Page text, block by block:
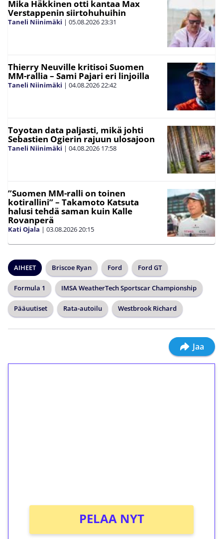
Mika Häkkinen otti kantaa Max
Verstappenin siirtohuhuihin
Taneli Niinimäki | 05.08.202623:31
Thierry Neuville kritisoi Suomen
MM-rallia – Sami Pajari eri linjoilla
Taneli Niinimäki | 04.08.202622:42
Toyotan data paljasti, mikä johti
Sebastien Ogierin rajuun ulosajoon
Taneli Niinimäki | 04.08.2026 17:58
”Suomen MM-ralli on toinen
kotirallini” – Takamoto Katsuta
halusi tehdä saman kuin Kalle
Rovanperä
Kati Ojala | 03.08.202620:15
AIHEET Briscoe Ryan Ford Ford GT
Formula 1 IMSA WeatherTech Sportscar Championship
Pääuutiset Rata-autoilu Westbrook Richard
Jaa
PELAA NYT